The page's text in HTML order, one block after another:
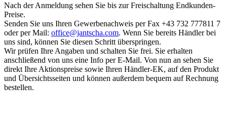
Nach der Anmeldung sehen Sie bis zur Freischaltung Endkunden-
Preise.
Senden Sie uns Ihren Gewerbenachweis per Fax +43 732 777811 7
oder per Mail: office@jantscha.com. Wenn Sie bereits Händler bei
uns sind, können Sie diesen Schritt überspringen.
Wir prüfen Ihre Angaben und schalten Sie frei. Sie erhalten
anschließend von uns eine Info per E-Mail. Von nun an sehen Sie
direkt Ihre Aktionspreise sowie Ihren Händler-EK, auf den Produkt
und Übersichtsseiten und können außerdem bequem auf Rechnung
bestellen.